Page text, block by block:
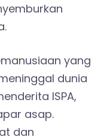
yang
dunia
ISPA,
asap.
dan